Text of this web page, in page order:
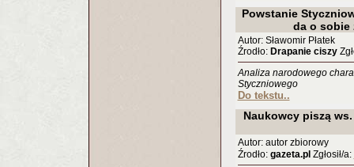
Powstanie
da o sobie
Autor: Sławomir Płatek
Źrodło: Drapanie ciszy
Analiza narodowego
Styczniowego
Do tekstu..
Naukowcy piszą ws.
Autor: autor zbiorowy
Źrodło: gazeta.pl Zgłosił/a: